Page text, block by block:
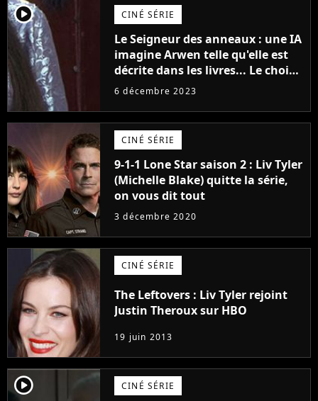
player2 CINÉ SÉRIE
Le Seigneur des anneaux : une IA
imagine Arwen telle qu'elle est
décrite dans les livres... Le choix
Liv Tyler a toujours été parfait !
6 décembre 2023
CINÉ SÉRIE
9-1-1 Lone Star saison 2 : Liv Tyler
(Michelle Blake) quitte la série,
on vous dit tout
3 décembre 2020
CINÉ SÉRIE
The Leftovers : Liv Tyler rejoint
Justin Theroux sur HBO
19 juin 2013
player2 CINÉ SÉRIE